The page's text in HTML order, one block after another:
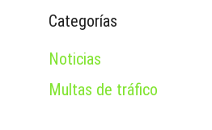
Categorías
Noticias
Multas de tráfico